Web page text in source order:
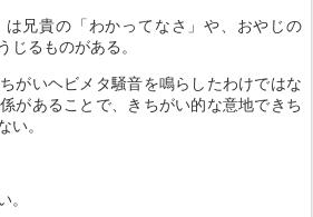
兄貴の「わかってなさ」や、おやじの
じるものがある。
がいヘビメタ騒音を鳴らしたわけではな
があることで、きちがい的な意地できち
。